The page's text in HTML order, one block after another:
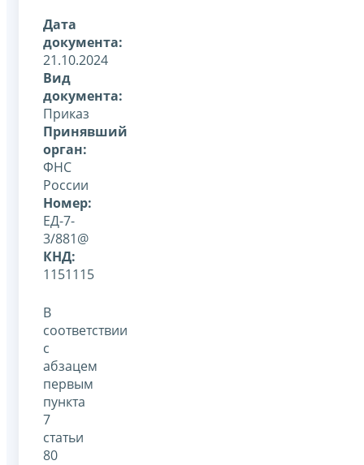
Дата
документа:
21.10.2024
Вид
документа:
Приказ
Принявший
орган:
ФНС
России
Номер:
ЕД-7-
3/881@
КНД:
1151115
В
соответствии
с
абзацем
первым
пункта
7
статьи
80